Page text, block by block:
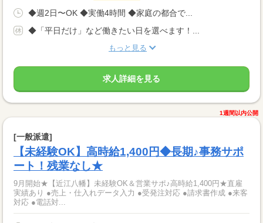
◆週2日〜OK ◆実働4時間 ◆家庭の都合で...
◆「平日だけ」など働きたい日を選べます！...
もっと見る
求人詳細を見る
1週間以内公開
[一般派遣]
【未経験OK】高時給1,400円◆長期♪事務サポ
ート！残業なし★
9月開始★【近江八幡】未経験OK＆営業サポ♪高時給1,400円★直雇
実績あり ●売上・仕入れデータ入力 ●受発注対応 ●請求書作成 ●来客
対応 ●電話対...